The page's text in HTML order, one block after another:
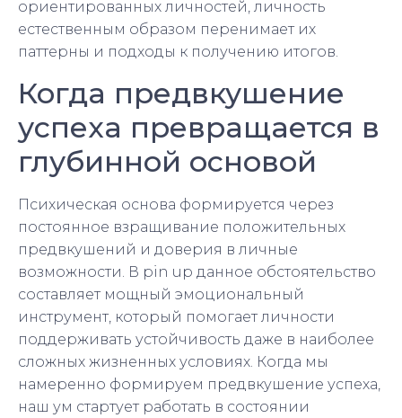
ориентированных личностей, личность
естественным образом перенимает их
паттерны и подходы к получению итогов.
Когда предвкушение
успеха превращается в
глубинной основой
Психическая основа формируется через
постоянное взращивание положительных
предвкушений и доверия в личные
возможности. В pin up данное обстоятельство
составляет мощный эмоциональный
инструмент, который помогает личности
поддерживать устойчивость даже в наиболее
сложных жизненных условиях. Когда мы
намеренно формируем предвкушение успеха,
наш ум стартует работать в состоянии